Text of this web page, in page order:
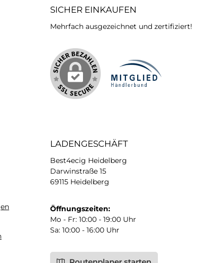
SICHER EINKAUFEN
Mehrfach ausgezeichnet und zertifiziert!
LADENGESCHÄFT
Best4ecig Heidelberg
Darwinstraße 15
69115 Heidelberg
Öffnungszeiten:
Mo - Fr: 10:00 - 19:00 Uhr
Sa: 10:00 - 16:00 Uhr